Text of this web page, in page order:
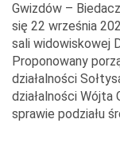
Gwizdów –
się 22 września
sali widowiskowej
Proponowany
działalności
działalności Wójta
sprawie podziału